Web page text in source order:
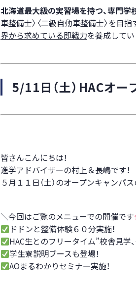
北海道最大級の実習場を持つ、専門学
車整備士〉〈二級自動車整備士〉を目指
界から求めている即戦力を養成してい
5/11日（土）HACオ
皆さんこんにちは！
進学アドバイザーの村上＆長嶋です！
５月１１日（土）のオープンキャンパ
＼今回はご覧のメニューでの開催です
ドドンと整備体験６０分実施！
HAC生とのフリータイム”校舎見学
学生寮説明ブースも登場！
AOまるわかりセミナー実施！